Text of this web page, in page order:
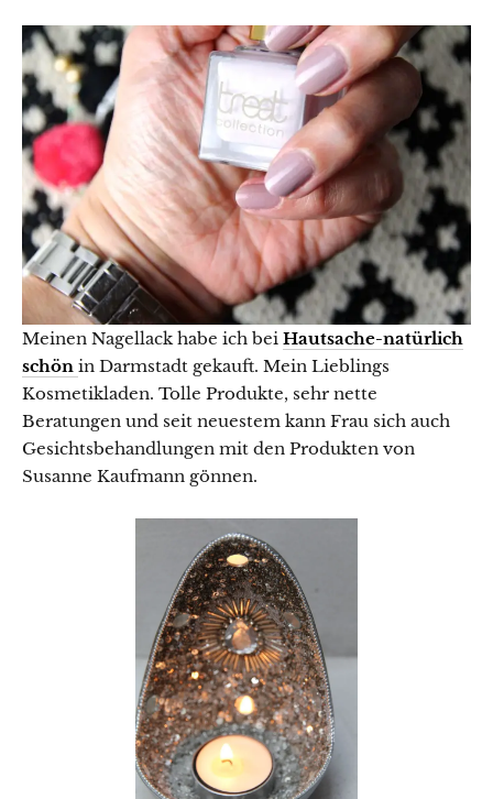
Meinen Nagellack habe ich bei Hautsache-natürlich
schön in Darmstadt gekauft. Mein Lieblings
Kosmetikladen. Tolle Produkte, sehr nette
Beratungen und seit neuestem kann Frau sich auch
Gesichtsbehandlungen mit den Produkten von
Susanne Kaufmann gönnen.